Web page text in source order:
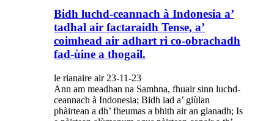
Bidh luchd-ceannach à Indonesia a’
tadhal air factaraidh Tense, a’
coimhead air adhart ri co-obrachadh
fad-ùine a thogail.
le rianaire air 23-11-23
Ann am meadhan na Samhna, fhuair sinn luchd-
ceannach à Indonesia; Bidh iad a’ giùlan
phàirtean a dh’ fheumas a bhith air an glanadh; Is